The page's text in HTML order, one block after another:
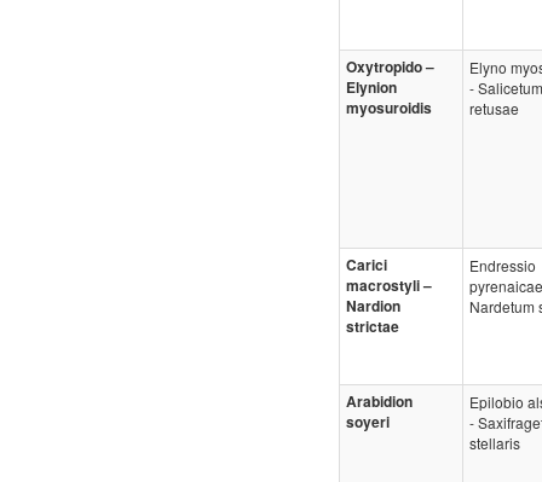
Oxytropido –
Elynion
myosuroidis
Elyno
- Salicetum
retusae
Carici
macrostyli –
Nardion
strictae
Endressio
Nardetum
Arabidion
soyeri
Epilobio
-
stellaris